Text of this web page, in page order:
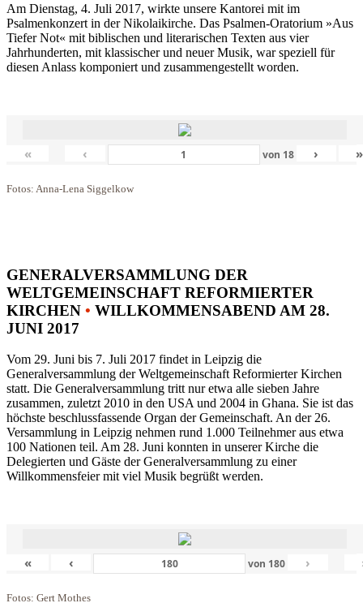
Am Dienstag, 4. Juli 2017, wirkte unsere Kantorei mit im
Psalmenkonzert in der Nikolaikirche. Das Psalmen-Oratorium »Aus
Tiefer Not« mit biblischen und literarischen Texten aus vier
Jahrhunderten, mit klassischer und neuer Musik, war speziell für
diesen Anlass komponiert und zusammengestellt worden.
« ‹ von 18 › »
Fotos: Anna-Lena Siggelkow
GENERALVERSAMMLUNG DER
WELTGEMEINSCHAFT REFORMIERTER
KIRCHEN • WILLKOMMENSABEND AM 28.
JUNI 2017
Vom 29. Juni bis 7. Juli 2017 findet in Leipzig die
Generalversammlung der Weltgemeinschaft Reformierter Kirchen
statt. Die Generalversammlung tritt nur etwa alle sieben Jahre
zusammen, zuletzt 2010 in den USA und 2004 in Ghana. Sie ist das
höchste beschlussfassende Organ der Gemeinschaft. An der 26.
Versammlung in Leipzig nehmen rund 1.000 Teilnehmer aus etwa
100 Nationen teil. Am 28. Juni konnten in unserer Kirche die
Delegierten und Gäste der Generalversammlung zu einer
Willkommensfeier mit viel Musik begrüßt werden.
« ‹ von 180 ›
Fotos: Gert Mothes